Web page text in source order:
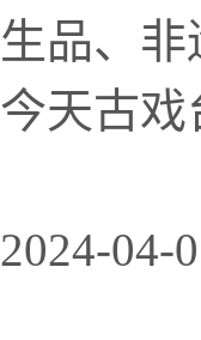
生品、
今天古
2024-04-